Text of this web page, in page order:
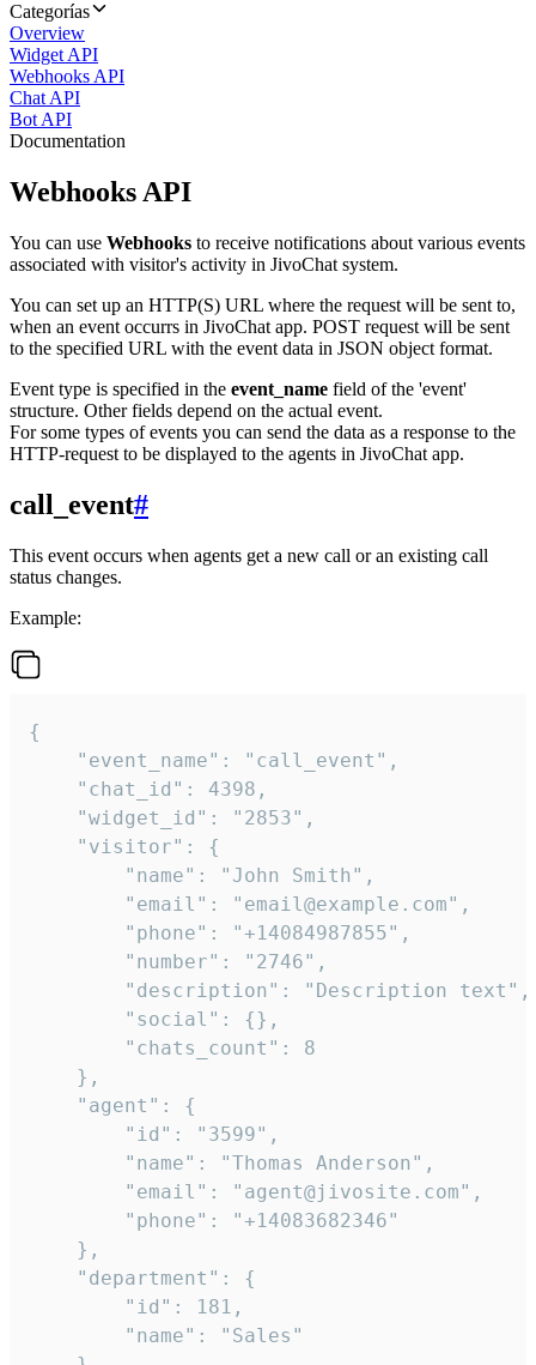
Categorías
Overview
Widget API
Webhooks API
Chat API
Bot API
Documentation
Webhooks API
You can use Webhooks to receive notifications about various events
associated with visitor's activity in JivoChat system.
You can set up an HTTP(S) URL where the request will be sent to,
when an event occurrs in JivoChat app. POST request will be sent
to the specified URL with the event data in JSON object format.
Event type is specified in the event_name field of the 'event'
structure. Other fields depend on the actual event.
For some types of events you can send the data as a response to the
HTTP-request to be displayed to the agents in JivoChat app.
call_event#
This event occurs when agents get a new call or an existing call
status changes.
Example:
{
    "event_name": "call_event",
    "chat_id": 4398,
    "widget_id": "2853",
    "visitor": {
        "name": "John Smith",
        "email": "email@example.com",
        "phone": "+14084987855",
        "number": "2746",
        "description": "Description text",
        "social": {},
        "chats_count": 8
    },
    "agent": {
        "id": "3599",
        "name": "Thomas Anderson",
        "email": "agent@jivosite.com",
        "phone": "+14083682346"
    },
    "department": {
        "id": 181,
        "name": "Sales"